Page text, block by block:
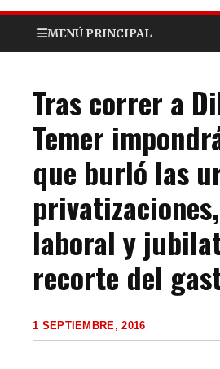
MENÚ PRINCIPAL
Tras correr a
Temer
que burló las
laboral y
recorte del
1 SEPTIEMBRE, 2016